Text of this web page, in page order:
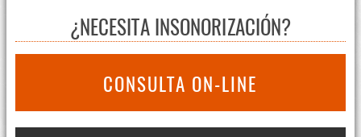
¿NECESITA INSONORIZACIÓN?
CONSULTA ON-LINE